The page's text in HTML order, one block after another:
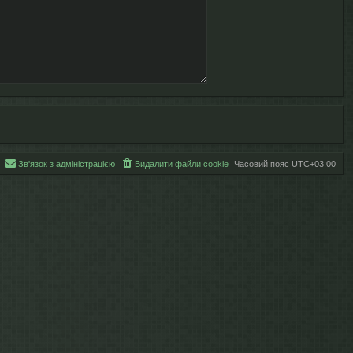
Часовий пояс UTC+03:00
Видалити файли cookie
Зв'язок з адміністрацією